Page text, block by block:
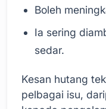
Boleh
Ia sering
sedar.
Kesan hutang
pelbagai isu,